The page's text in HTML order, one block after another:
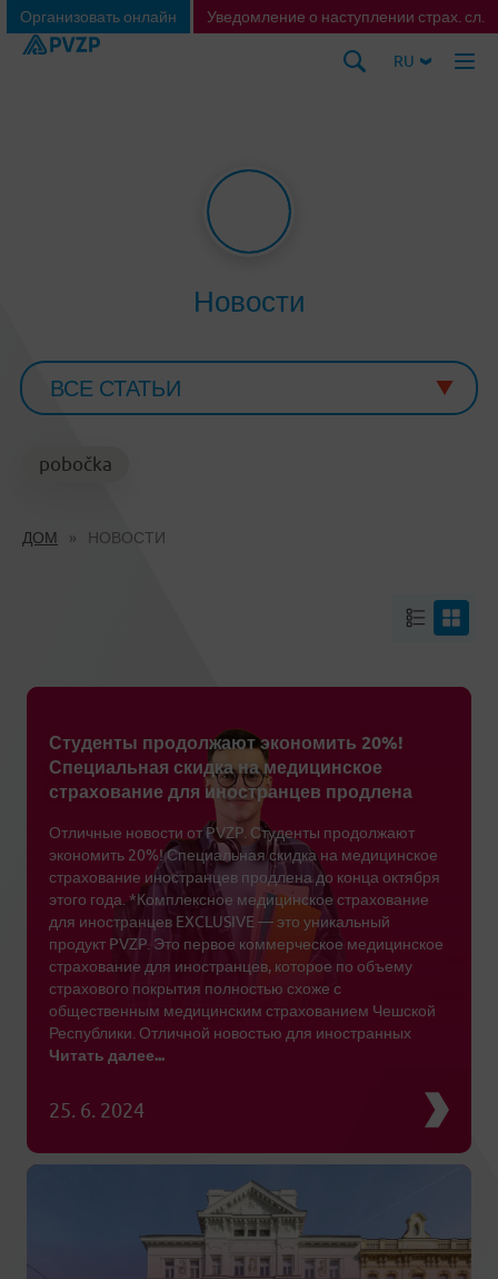
RU
Организовать онлайн Уведомление о наступлении страх. сл.
Новости
pobočka
ДОМ НОВОСТИ
Студенты продолжают экономить 20%!
Специальная скидка на медицинское
страхование для иностранцев продлена
Отличные новости от PVZP. Студенты продолжают
экономить 20%! Специальная скидка на медицинское
страхование иностранцев продлена до конца октября
этого года. *Комплексное медицинское страхование
для иностранцев EXCLUSIVE — это уникальный
продукт PVZP. Это первое коммерческое медицинское
страхование для иностранцев, которое по объему
страхового покрытия полностью схоже с
общественным медицинским страхованием Чешской
Республики. Отличной новостью для иностранных
Читать далее...
25. 6. 2024